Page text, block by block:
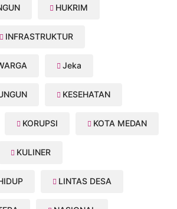
HUKRIM
INFRASTRUKTUR
Jeka
KESEHATAN
KORUPSI KOTA MEDAN
KULINER
LINTAS DESA